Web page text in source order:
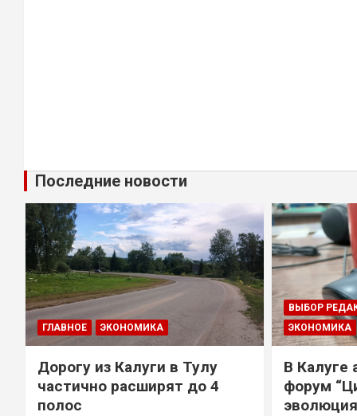
Последние новости
ГЛАВНОЕ ЭКОНОМИКА
Дорогу из Калуги в Тулу
частично расширят до 4
полос
ВЫБОР
ЭКОНОМИКА
В Калуге
форум